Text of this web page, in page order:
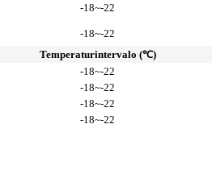
-18~-22
-18~-22
Temperaturintervalo (℃)
-18~-22
-18~-22
-18~-22
-18~-22